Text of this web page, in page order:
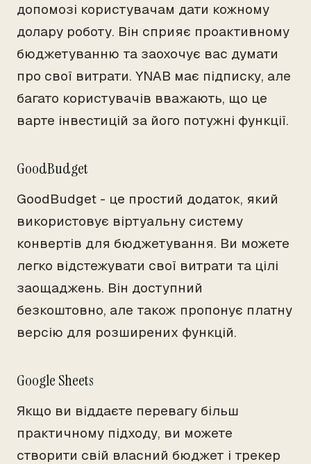
допомозі користувачам дати кожному
долару роботу. Він сприяє проактивному
бюджетуванню та заохочує вас думати
про свої витрати. YNAB має підписку, але
багато користувачів вважають, що це
варте інвестицій за його потужні функції.
GoodBudget
GoodBudget - це простий додаток, який
використовує віртуальну систему
конвертів для бюджетування. Ви можете
легко відстежувати свої витрати та цілі
заощаджень. Він доступний
безкоштовно, але також пропонує платну
версію для розширених функцій.
Google Sheets
Якщо ви віддаєте перевагу більш
практичному підходу, ви можете
створити свій власний бюджет і трекер